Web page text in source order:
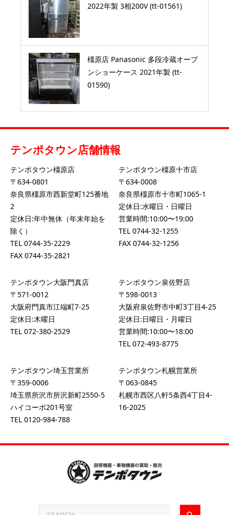
2022年製 3相200V (tt-01561)
橿原店 Panasonic 多段冷蔵オープ
ンショーケース 2021年製 (tt-
01590)
テンポタウン店舗情報
テンポタウン橿原店
〒634-0801
奈良県橿原市西新堂町125番地
2
定休日:年中無休（年末年始を
除く）
TEL 0744-35-2229
FAX 0744-35-2821
テンポタウン橿原十市店
〒634-0008
奈良県橿原市十市町1065-1
定休日:水曜日・日曜日
営業時間:10:00〜19:00
TEL 0744-32-1255
FAX 0744-32-1256
テンポタウン大阪門真店
〒571-0012
大阪府門真市江端町7-25
定休日:木曜日
TEL 072-380-2529
テンポタウン泉佐野店
〒598-0013
大阪府泉佐野市中町3丁目4-25
定休日:日曜日・月曜日
営業時間:10:00〜18:00
TEL 072-493-8775
テンポタウン埼玉営業所
〒359-0006
埼玉県所沢市所沢新町2550-5
ハイコーポ201号室
TEL 0120-984-788
テンポタウン札幌営業所
〒063-0845
札幌市西区八軒5条西4丁目4-
16-2025